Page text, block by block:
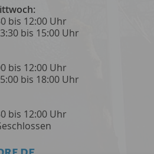
bis 12:00 Uhr
bis 15:00 Uhr
bis 12:00 Uhr
bis 18:00 Uhr
bis 12:00 Uhr